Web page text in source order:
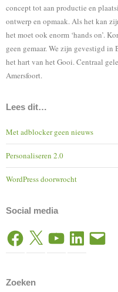
concept tot aan productie en
ontwerp en opmaak. Als het kan
het moet ook enorm ‘hands on’.
geen gemaar. We zijn gevestigd in
het hart van het Gooi. Centraal
Amersfoort.
Lees dit…
Met adblocker geen nieuws
Personaliseren 2.0
WordPress doorwrocht
Social media
Facebook
X YouTubeLinkedIn
E-
mail
Zoeken